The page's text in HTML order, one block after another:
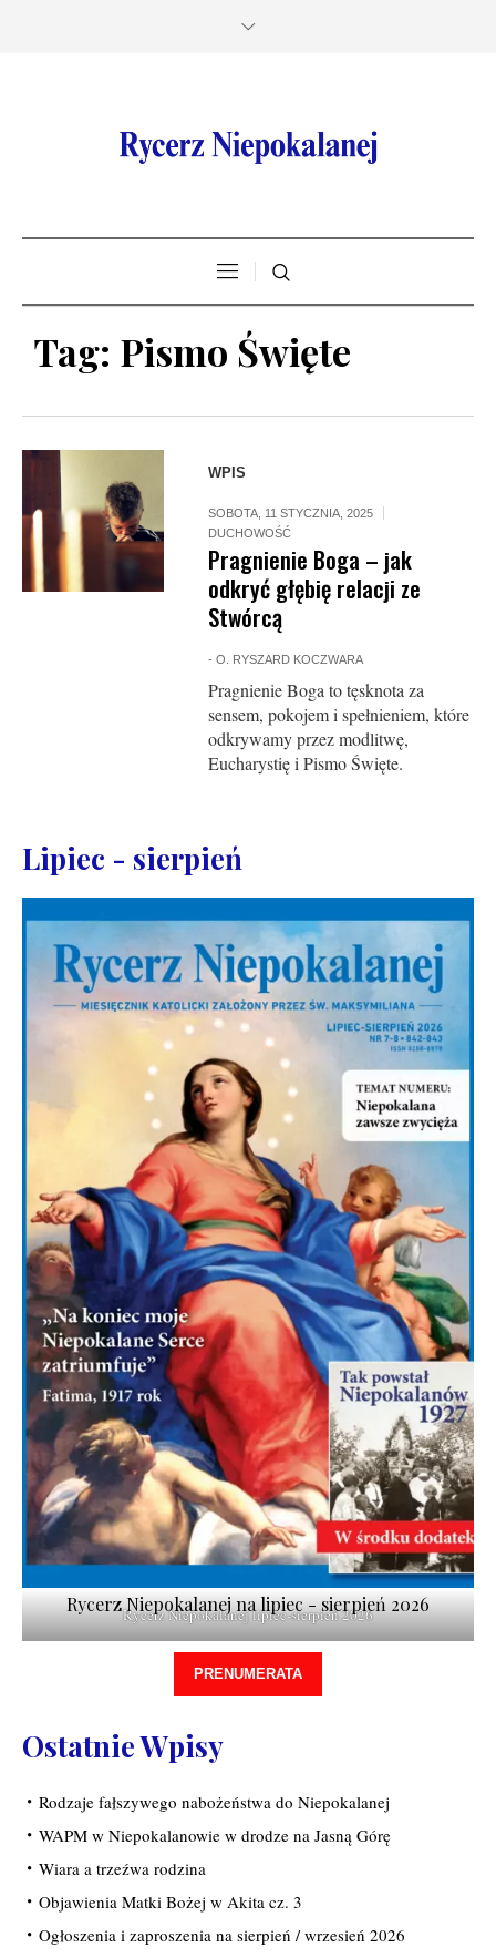
Tag: Pismo Święte
WPIS
SOBOTA, 11 STYCZNIA, 2025
DUCHOWOŚĆ
Pragnienie Boga – jak
odkryć głębię relacji ze
Stwórcą
-O. RYSZARD KOCZWARA
Pragnienie Boga to tęsknota za
sensem, pokojem i spełnieniem, które
odkrywamy przez modlitwę,
Eucharystię i Pismo Święte.
Lipiec - sierpień
Rycerz Niepokalanej lipiec-sierpień 2026
Rycerz Niepokalanej na lipiec - sierpień 2026
PRENUMERATA
Ostatnie Wpisy
Rodzaje fałszywego nabożeństwa do Niepokalanej
WAPM w Niepokalanowie w drodze na Jasną Górę
Wiara a trzeźwa rodzina
Objawienia Matki Bożej w Akita cz. 3
Ogłoszenia i zaproszenia na sierpień / wrzesień 2026